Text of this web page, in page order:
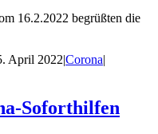
16.2.2022 begrüßten die
April 2022|Corona|
Soforthilfen